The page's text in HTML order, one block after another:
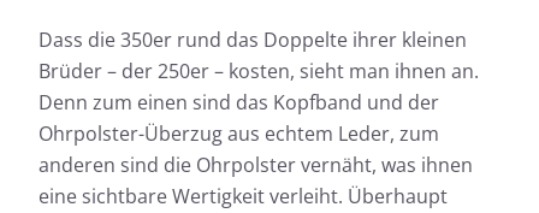
Dass die 350er rund das Doppelte ihrer kleinen
Brüder – der 250er – kosten, sieht man ihnen an.
Denn zum einen sind das Kopfband und der
Ohrpolster-Überzug aus echtem Leder, zum
anderen sind die Ohrpolster vernäht, was ihnen
eine sichtbare Wertigkeit verleiht. Überhaupt